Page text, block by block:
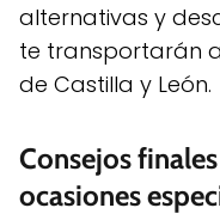
alternativas y
te transportarán
de Castilla y León.
Consejos
ocasiones